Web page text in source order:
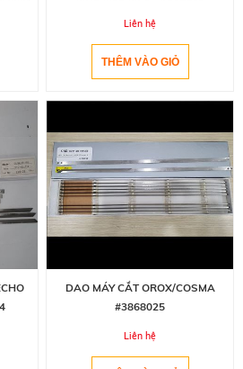
Liên hệ
DAO MÁY CẮT OROX/COSMA
#3868025
Liên hệ